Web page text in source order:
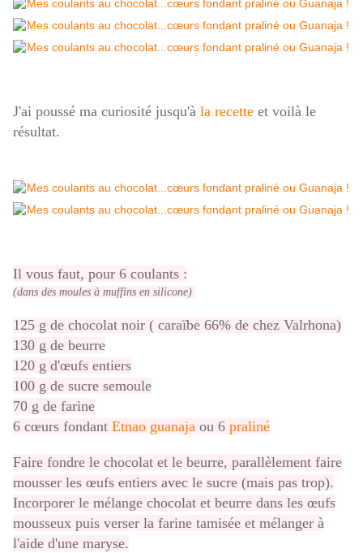
J'ai poussé ma curiosité jusqu'à la recette et voilà le
résultat.
Il vous faut, pour 6 coulants :
(dans des moules à muffins en silicone)
125 g de chocolat noir ( caraïbe 66% de chez Valrhona)
130 g de beurre
120 g d'œufs entiers
100 g de sucre semoule
70 g de farine
6 cœurs fondant Etnao guanaja ou 6 praliné
Faire fondre le chocolat et le beurre, parallèlement faire
mousser les œufs entiers avec le sucre (mais pas trop).
Incorporer le mélange chocolat et beurre dans les œufs
mousseux puis verser la farine tamisée et mélanger à
l'aide d'une maryse.